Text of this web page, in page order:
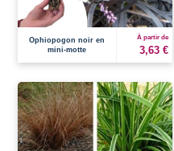
Ophiopogon noir en
mini-motte
À partir de
3,63 €